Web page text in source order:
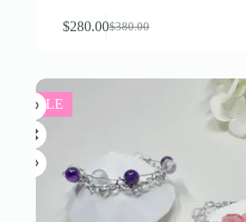
$380.00
$280.00
SALE